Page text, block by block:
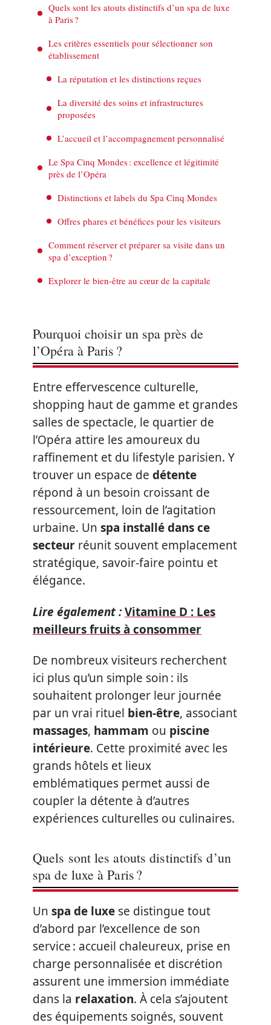
Quels sont les atouts distinctifs d’un spa de luxe
à Paris ?
Les critères essentiels pour sélectionner son
établissement
La réputation et les distinctions reçues
La diversité des soins et infrastructures
proposées
L’accueil et l’accompagnement personnalisé
Le Spa Cinq Mondes : excellence et légitimité
près de l’Opéra
Distinctions et labels du Spa Cinq Mondes
Offres phares et bénéfices pour les visiteurs
Comment réserver et préparer sa visite dans un
spa d’exception ?
Explorer le bien-être au cœur de la capitale
Pourquoi choisir un spa près de
l’Opéra à Paris ?
Entre effervescence culturelle,
shopping haut de gamme et grandes
salles de spectacle, le quartier de
l’Opéra attire les amoureux du
raffinement et du lifestyle parisien. Y
trouver un espace de détente
répond à un besoin croissant de
ressourcement, loin de l’agitation
urbaine. Un spa installé dans ce
secteur réunit souvent emplacement
stratégique, savoir-faire pointu et
élégance.
Lire également :Vitamine D : Les
meilleurs fruits à consommer
De nombreux visiteurs recherchent
ici plus qu’un simple soin : ils
souhaitent prolonger leur journée
par un vrai rituel bien-être, associant
massages, hammam ou piscine
intérieure. Cette proximité avec les
grands hôtels et lieux
emblématiques permet aussi de
coupler la détente à d’autres
expériences culturelles ou culinaires.
Quels sont les atouts distinctifs d’un
spa de luxe à Paris ?
Un spa de luxe se distingue tout
d’abord par l’excellence de son
service : accueil chaleureux, prise en
charge personnalisée et discrétion
assurent une immersion immédiate
dans la relaxation. À cela s’ajoutent
des équipements soignés, souvent